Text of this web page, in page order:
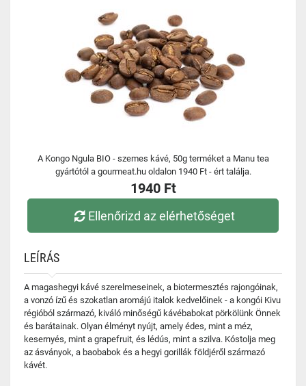
A Kongo Ngula BIO - szemes kávé, 50g terméket a Manu tea
gyártótól a gourmeat.hu oldalon 1940 Ft - ért találja.
1940 Ft
Ellenőrizd az elérhetőséget
LEÍRÁS
A magashegyi kávé szerelmeseinek, a biotermesztés rajongóinak,
a vonzó ízű és szokatlan aromájú italok kedvelőinek - a kongói Kivu
régióból származó, kiváló minőségű kávébabokat pörkölünk Önnek
és barátainak. Olyan élményt nyújt, amely édes, mint a méz,
kesernyés, mint a grapefruit, és lédús, mint a szilva. Kóstolja meg
az ásványok, a baobabok és a hegyi gorillák földjéről származó
kávét.